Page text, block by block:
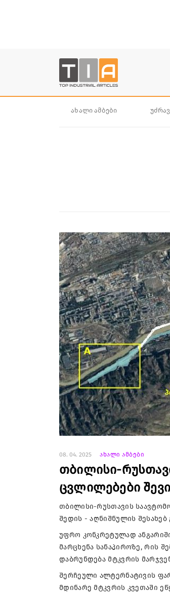
ახალი ამბები
08. 04. 2025 ახალი ამბები
თბილისი-
ცვლილებები
თბილისი-რუსთავის
შედის - აღნიშნულის
უფრო კონკრეტულად
მარცხენა სანაპიროზე, რის
დაბრუნდება მტკვრის
შერჩეული ალტერნატივის
მდინარე მტკვრის კვეთაში